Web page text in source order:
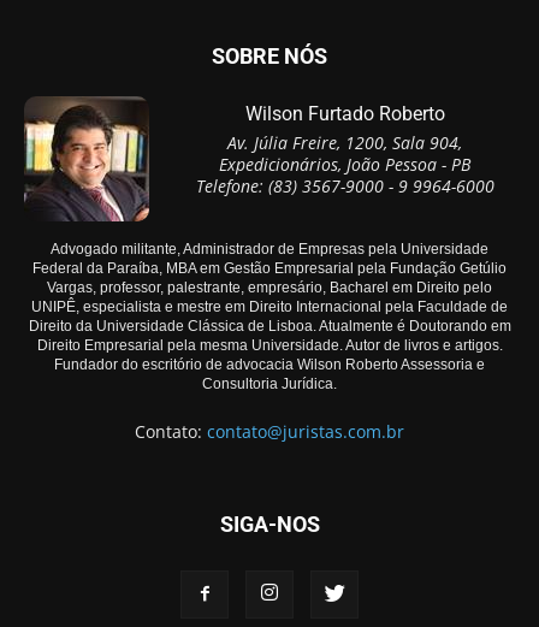
SOBRE NÓS
Wilson Furtado Roberto
Av. Júlia Freire, 1200, Sala 904,
Expedicionários, João Pessoa - PB
Telefone: (83) 3567-9000 - 9 9964-6000
Advogado militante, Administrador de Empresas pela Universidade
Federal da Paraíba, MBA em Gestão Empresarial pela Fundação Getúlio
Vargas, professor, palestrante, empresário, Bacharel em Direito pelo
UNIPÊ, especialista e mestre em Direito Internacional pela Faculdade de
Direito da Universidade Clássica de Lisboa. Atualmente é Doutorando em
Direito Empresarial pela mesma Universidade. Autor de livros e artigos.
Fundador do escritório de advocacia Wilson Roberto Assessoria e
Consultoria Jurídica.
Contato: contato@juristas.com.br
SIGA-NOS